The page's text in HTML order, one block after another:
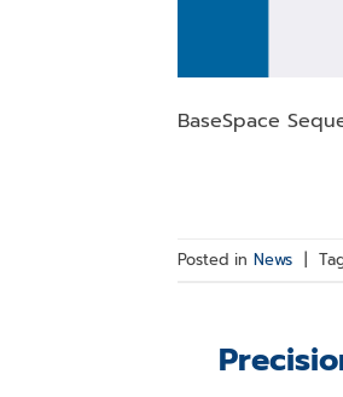
BaseSpace
Posted in News |